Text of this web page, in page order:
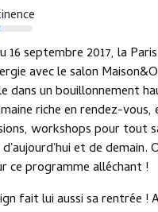
16 septembre 2017, la
avec le salon
dans un bouillonnement
riche en rendez-vous,
workshops pour tout
et de demain.
ce programme alléchant !
fait lui aussi sa rentrée !